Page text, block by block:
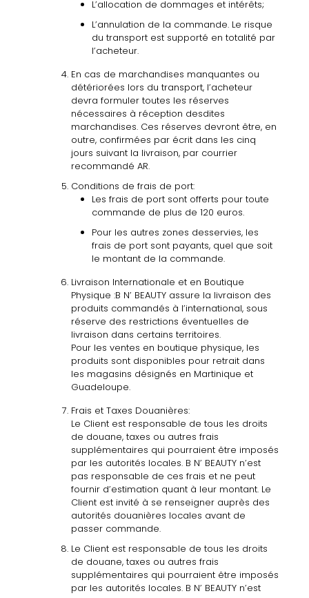
L’allocation de dommages et intérêts;
L’annulation de la commande. Le risque
du transport est supporté en totalité par
l’acheteur.
En cas de marchandises manquantes ou
détériorées lors du transport, l’acheteur
devra formuler toutes les réserves
nécessaires à réception desdites
marchandises. Ces réserves devront être, en
outre, confirmées par écrit dans les cinq
jours suivant la livraison, par courrier
recommandé AR.
Conditions de frais de port:
Les frais de port sont offerts pour toute
commande de plus de 120 euros.
Pour les autres zones desservies, les
frais de port sont payants, quel que soit
le montant de la commande.
Livraison Internationale et en Boutique
Physique :B N’ BEAUTY assure la livraison des
produits commandés à l’international, sous
réserve des restrictions éventuelles de
livraison dans certains territoires.
Pour les ventes en boutique physique, les
produits sont disponibles pour retrait dans
les magasins désignés en Martinique et
Guadeloupe.
Frais et Taxes Douanières:
Le Client est responsable de tous les droits
de douane, taxes ou autres frais
supplémentaires qui pourraient être imposés
par les autorités locales. B N’ BEAUTY n’est
pas responsable de ces frais et ne peut
fournir d’estimation quant à leur montant. Le
Client est invité à se renseigner auprès des
autorités douanières locales avant de
passer commande.
Le Client est responsable de tous les droits
de douane, taxes ou autres frais
supplémentaires qui pourraient être imposés
par les autorités locales. B N’ BEAUTY n’est